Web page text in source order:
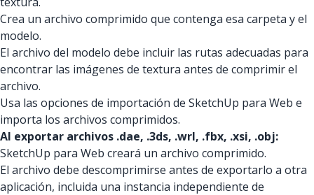
Crea un archivo comprimido que contenga esa carpeta y el
modelo.
El archivo del modelo debe incluir las rutas adecuadas para
encontrar las imágenes de textura antes de comprimir el
archivo.
Usa las opciones de importación de SketchUp para Web e
importa los archivos comprimidos.
Al exportar archivos .dae, .3ds, .wrl, .fbx, .xsi, .obj:
SketchUp para Web creará un archivo comprimido.
El archivo debe descomprimirse antes de exportarlo a otra
aplicación, incluida una instancia independiente de